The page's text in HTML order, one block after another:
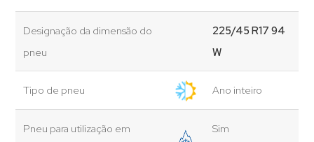
Designação da dimensão do
pneu
225/45 R17 94
W
Tipo de pneu Ano inteiro
Pneu para utilização em
Sim